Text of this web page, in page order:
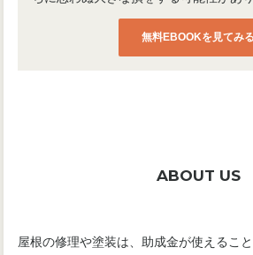
無料EBOOKを見てみる
ABOUT US
屋根の修理や塗装は、助成金が使えるこ